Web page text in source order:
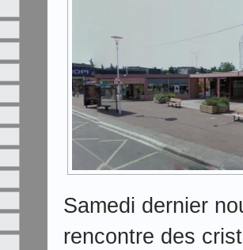
Samedi dernier
rencontre des